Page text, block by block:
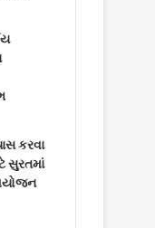
કરવા
સુરતમાં